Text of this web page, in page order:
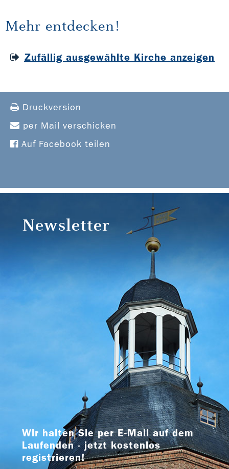
Mehr entdecken!
Zufällig ausgewählte Kirche anzeigen
Druckversion
per Mail verschicken
Auf Facebook teilen
Newsletter
Wir halten Sie per E-Mail auf dem
Laufenden - jetzt kostenlos
registrieren!